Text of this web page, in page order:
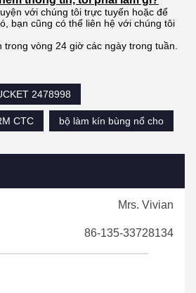
với chúng tôi trực tuyến hoặc để
bạn cũng có thể liên hệ với chúng tôi
trong vòng 24 giờ các ngày trong tuần.
2478998
CTC bộ làm kín bùng nổ cho
Mrs. Vivian
86-135-33728134